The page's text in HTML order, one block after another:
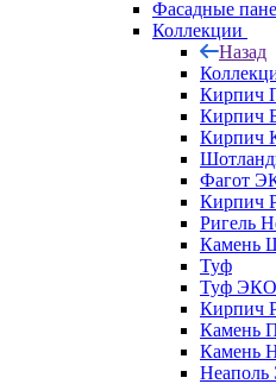
Фасадные
Коллекции
Назад
Кирпич
Кирпич
Кирпич
Фагот
Кирпич
Ригель
Камень
Туф
Туф ЭКО
Кирпич
Камень
Камень